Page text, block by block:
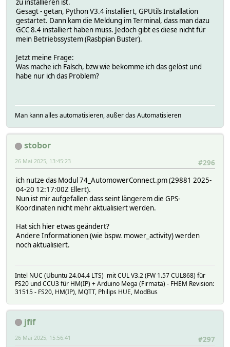
TIME 1745074932.66059
VALUE -
planner_overrideAction:
NAS_logdb:
VALUE FORCE_MOW
state:
NAS_logdb:
NAS_logdb:
TIME 1745075024.34
VALUE 2
NAS_logdb:
TIME 1745047872.40694
VALUE (53/0/419)
status_Timestamp:
NAS_logdb:
TIME 1745075143.49694
VALUE 2025-04-19 17:05:40
NAS_logdb:
TIME 1745075143.49694
VALUE 28
2025-04-19 17:05:42 api_callsThisMonth 170
2025-04-19 00:59:23 api_token_expires 2025-04-20
2025-04-19 17:05:43 batteryPercent 97
2025-04-19 00:59:25 device_state connected
2025-04-19 17:03:44 mower_activity MOWING
2025-04-19 16:57:12 mower_commandStatus cleared
zu installieren ist.
Gesagt - getan, Python V3.4 installiert, GPUtils Installation
gestartet. Dann kam die Meldung im Terminal, dass man dazu
GCC 8.4 installiert haben muss. Jedoch gibt es diese nicht für
mein Betriebssystem (Rasbpian Buster).
Jetzt meine Frage:
Was mache ich Falsch, bzw wie bekomme ich das gelöst und
habe nur ich das Problem?
Man kann alles automatisieren, außer das Automatisieren
stobor
#296
26 Mai 2025, 13:45:23
ich nutze das Modul 74_AutomowerConnect.pm (29881 2025-
04-20 12:17:00Z Ellert).
Nun ist mir aufgefallen dass seint längerem die GPS-
Koordinaten nicht mehr aktualisiert werden.
Hat sich hier etwas geändert?
Andere Informationen (wie bspw. mower_activity) werden
noch aktualisiert.
Intel NUC (Ubuntu 24.04.4 LTS) mit CUL V3.2 (FW 1.57 CUL868) für
FS20 und CCU3 für HM(IP) + Arduino Mega (Firmata) - FHEM Revision:
31515 - FS20, HM(IP), MQTT, Philips HUE, ModBus
jfif
#297
26 Mai 2025, 15:56:41